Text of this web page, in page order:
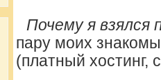
Почему я взялся
пару моих
(платный хостинг,